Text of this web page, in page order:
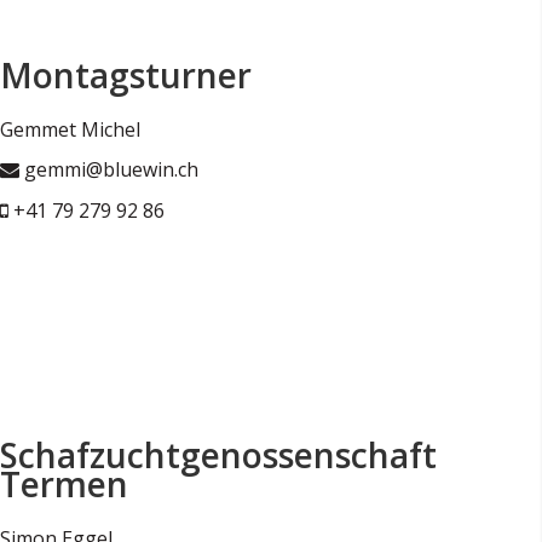
Montagsturner
Gemmet Michel
gemmi@bluewin.ch
+41 79 279 92 86
Schafzuchtgenossenschaft
Termen